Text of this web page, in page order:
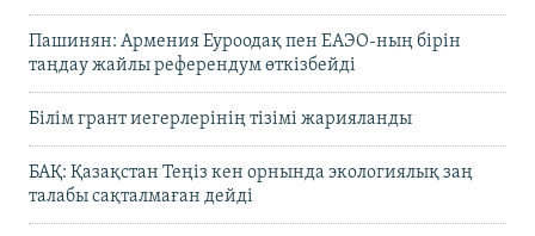
Пашинян: Армения Еуроодақ пен ЕАЭО-ның бірін
таңдау жайлы референдум өткізбейді
Білім грант иегерлерінің тізімі жарияланды
БАҚ: Қазақстан Теңіз кен орнында экологиялық заң
талабы сақталмаған дейді